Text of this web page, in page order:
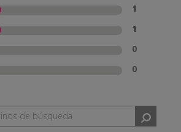
1
1
0
0